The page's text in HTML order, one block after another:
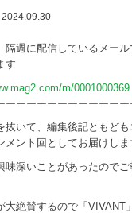
2024.09.30
隔週に配信しているメー
す
m/0001000369
ーーーーーーーーーーー
抜いて、編集後記ともども
メント回としてお届けしま
味深いことがあったのでご
大絶賛するので「VIVANT